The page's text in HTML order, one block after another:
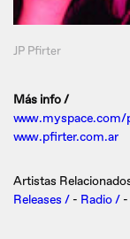
JP Pfirter
Más info /
www.pfirter.com.ar
Artistas
Releases / - Radio / -